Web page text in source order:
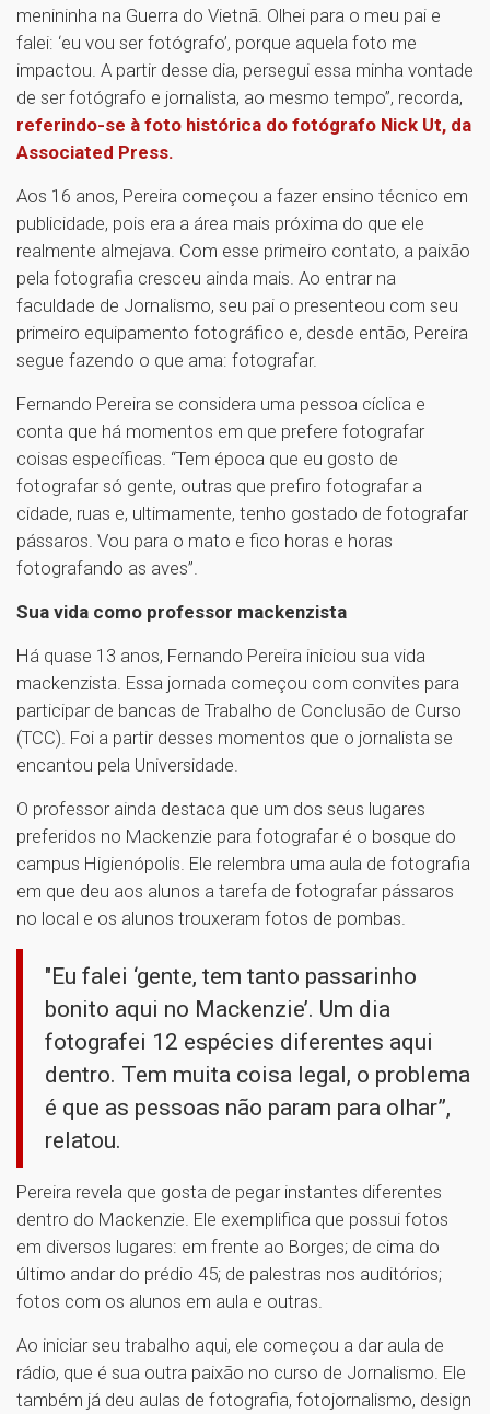
menininha na Guerra do Vietnã. Olhei para o meu pai e
falei: ‘eu vou ser fotógrafo’, porque aquela foto me
impactou. A partir desse dia, persegui essa minha vontade
de ser fotógrafo e jornalista, ao mesmo tempo”, recorda,
referindo-se à foto histórica do fotógrafo Nick Ut, da
Associated Press.
Aos 16 anos, Pereira começou a fazer ensino técnico em
publicidade, pois era a área mais próxima do que ele
realmente almejava. Com esse primeiro contato, a paixão
pela fotografia cresceu ainda mais. Ao entrar na
faculdade de Jornalismo, seu pai o presenteou com seu
primeiro equipamento fotográfico e, desde então, Pereira
segue fazendo o que ama: fotografar.
Fernando Pereira se considera uma pessoa cíclica e
conta que há momentos em que prefere fotografar
coisas específicas. “Tem época que eu gosto de
fotografar só gente, outras que prefiro fotografar a
cidade, ruas e, ultimamente, tenho gostado de fotografar
pássaros. Vou para o mato e fico horas e horas
fotografando as aves”.
Sua vida como professor mackenzista
Há quase 13 anos, Fernando Pereira iniciou sua vida
mackenzista. Essa jornada começou com convites para
participar de bancas de Trabalho de Conclusão de Curso
(TCC). Foi a partir desses momentos que o jornalista se
encantou pela Universidade.
O professor ainda destaca que um dos seus lugares
preferidos no Mackenzie para fotografar é o bosque do
campus Higienópolis. Ele relembra uma aula de fotografia
em que deu aos alunos a tarefa de fotografar pássaros
no local e os alunos trouxeram fotos de pombas.
"Eu falei ‘gente, tem tanto passarinho
bonito aqui no Mackenzie’. Um dia
fotografei 12 espécies diferentes aqui
dentro. Tem muita coisa legal, o problema
é que as pessoas não param para olhar”,
relatou.
Pereira revela que gosta de pegar instantes diferentes
dentro do Mackenzie. Ele exemplifica que possui fotos
em diversos lugares: em frente ao Borges; de cima do
último andar do prédio 45; de palestras nos auditórios;
fotos com os alunos em aula e outras.
Ao iniciar seu trabalho aqui, ele começou a dar aula de
rádio, que é sua outra paixão no curso de Jornalismo. Ele
também já deu aulas de fotografia, fotojornalismo, design